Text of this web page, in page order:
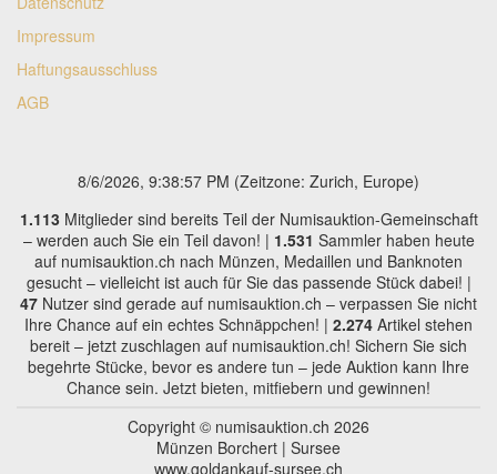
Impressum
Haftungsausschluss
AGB
8/6/2026, 9:38:57 PM (Zeitzone: Zurich, Europe)
1.113 Mitglieder sind bereits Teil der Numisauktion-Gemeinschaft
– werden auch Sie ein Teil davon! | 1.531 Sammler haben heute
auf numisauktion.ch nach Münzen, Medaillen und Banknoten
gesucht – vielleicht ist auch für Sie das passende Stück dabei! |
47 Nutzer sind gerade auf numisauktion.ch – verpassen Sie nicht
Ihre Chance auf ein echtes Schnäppchen! | 2.274 Artikel stehen
bereit – jetzt zuschlagen auf numisauktion.ch! Sichern Sie sich
begehrte Stücke, bevor es andere tun – jede Auktion kann Ihre
Chance sein. Jetzt bieten, mitfiebern und gewinnen!
Copyright © numisauktion.ch 2026
Münzen Borchert | Sursee
www.goldankauf-sursee.ch